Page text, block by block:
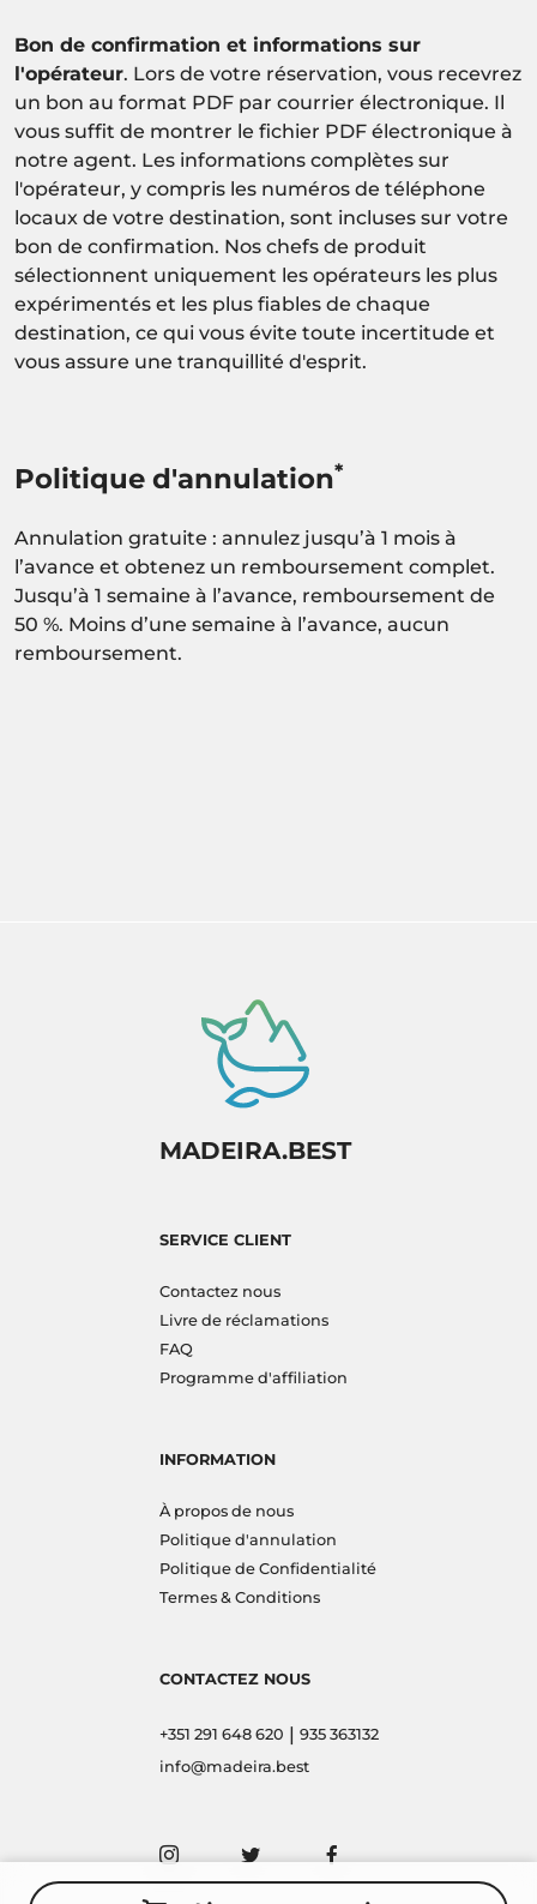
Bon de confirmation et informations sur
l'opérateur. Lors de votre réservation, vous recevrez
un bon au format PDF par courrier électronique. Il
vous suffit de montrer le fichier PDF électronique à
notre agent. Les informations complètes sur
l'opérateur, y compris les numéros de téléphone
locaux de votre destination, sont incluses sur votre
bon de confirmation. Nos chefs de produit
sélectionnent uniquement les opérateurs les plus
expérimentés et les plus fiables de chaque
destination, ce qui vous évite toute incertitude et
vous assure une tranquillité d'esprit.
Politique d'annulation*
Annulation gratuite : annulez jusqu’à 1 mois à
l’avance et obtenez un remboursement complet.
Jusqu’à 1 semaine à l’avance, remboursement de
50 %. Moins d’une semaine à l’avance, aucun
remboursement.
MADEIRA.BEST
SERVICE CLIENT
Contactez nous
Livre de réclamations
FAQ
Programme d'affiliation
INFORMATION
À propos de nous
Politique d'annulation
Politique de Confidentialité
Termes & Conditions
CONTACTEZ NOUS
+351 291 648 620 | 935 363132
info@madeira.best